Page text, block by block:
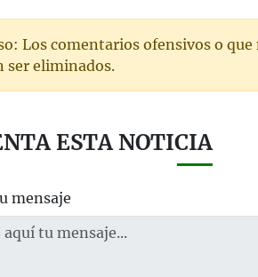
Los comentarios ofensivos o
ser eliminados.
ESTA NOTICIA
mensaje